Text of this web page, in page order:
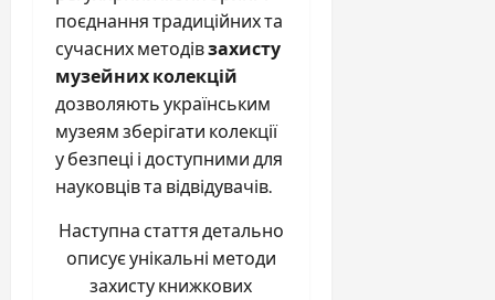
поєднання традиційних та
сучасних методівзахисту
музейних колекцій
дозволяють українським
музеям зберігати колекції
у безпеці і доступними для
науковців та відвідувачів.
Наступна стаття детально
описує унікальні методи
захисту книжкових